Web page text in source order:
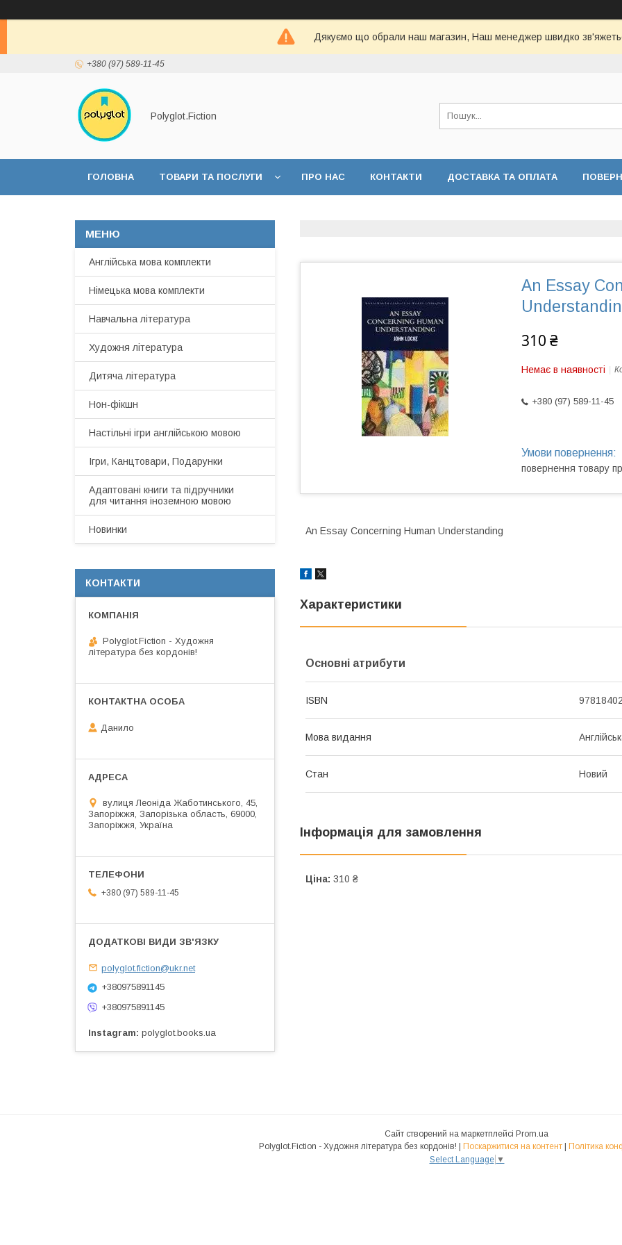
Дякуємо що обрали наш магазин, Наш менеджер швидко
+380 (97) 589-11-45
Polyglot.Fiction
ГОЛОВНА ТОВАРИ ТА ПОСЛУГИ ПРО НАС КОНТАКТИ ДОСТАВКА ТА ОПЛАТА
An Essay
310 ₴
Немає в наявності
+380 (97) 589-11-45
повернення товару
An Essay Concerning Human Understanding
Характеристики
Основні атрибути
ISBN
Мова видання
Стан Новий
Інформація для замовлення
Ціна: 310 ₴
Англійська мова комплекти
Німецька мова комплекти
Навчальна література
Художня література
Дитяча література
Нон-фікшн
Настільні ігри англійською мовою
Ігри, Канцтовари, Подарунки
Адаптовані книги та підручники
для читання іноземною мовою
Новинки
КОНТАКТИ
Polyglot.Fiction - Художня
література без кордонів!
Данило
вулиця Леоніда Жаботинського, 45,
Запоріжжя, Запорізька область, 69000,
Запоріжжя, Україна
+380 (97) 589-11-45
polyglot.fiction@ukr.net
+380975891145
+380975891145
Instagram polyglot.books.ua
Сайт створений на маркетплейсі Prom.ua
Поскаржитися на контент
Політика
Select Language ▼